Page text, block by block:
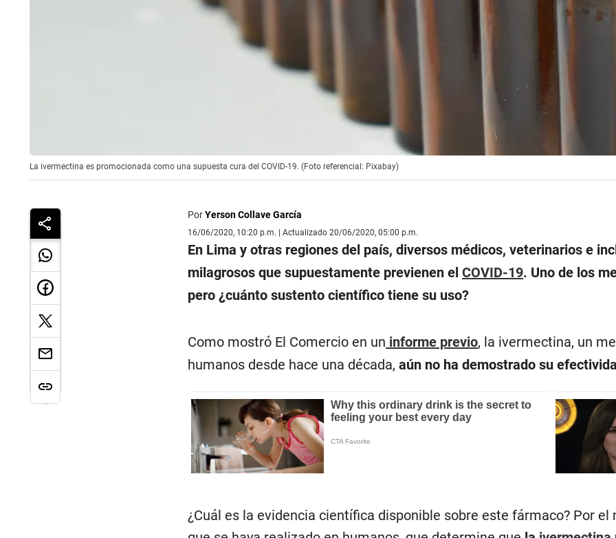
La ivermectina es promocionada como una supuesta cura del COVID-19. (Foto referencial: Pixabay)
PorYerson Collave García
16/06/2020, 10:20 p.m. | Actualizado 20/06/2020, 05:00 p.m.
En Lima y otras regiones del país, diversos médicos, veterinarios e
milagrosos que supuestamente previenen elCOVID-19. Uno de los
pero ¿cuánto sustento científico tiene su uso?
Como mostró El Comercio en un informe previo, la ivermectina, un
humanos desde hace una década,aún no ha demostrado su
¿Cuál es la evidencia científica disponible sobre este fármaco? Por